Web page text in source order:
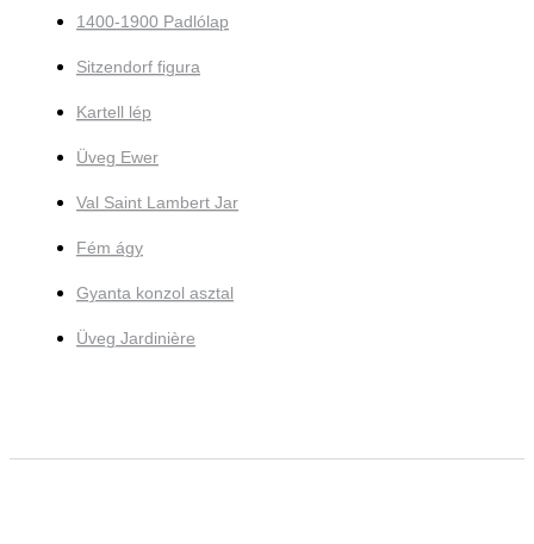
1400-1900 Padlólap
Sitzendorf figura
Kartell lép
Üveg Ewer
Val Saint Lambert Jar
Fém ágy
Gyanta konzol asztal
Üveg Jardinière